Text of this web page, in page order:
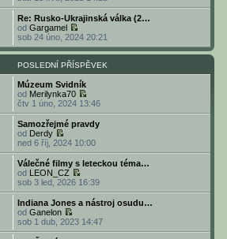
ě
v
k
n
í
p
ř
í
s
p
ě
v
e
k
o
s
l
d
n
p
ř
í
s
p
ě
v
k
z
t
p
o
s
l
e
d
n
í
p
ř
í
s
p
ě
v
e
k
o
b
r
a
z
i
t
o
s
l
e
d
n
í
p
ř
í
s
p
ě
v
e
k
Re: Rusko-Ukrajinská válka (2…
od Gargamel
Z
o
b
r
a
z
t
p
o
s
l
e
d
n
í
p
ř
í
p
ě
sob 24 úno, 2024 20:21
POSLEDNÍ PŘÍSPĚVEK
Múzeum Svidník
od Merilynka70
Z
o
b
r
a
z
t
p
o
s
l
d
n
čtv 1 úno, 2024 13:46
Samozřejmé pravdy
od Derdy
Z
o
b
r
a
z
t
p
o
s
ned 6 říj, 2024 10:00
Válečné filmy s leteckou téma…
od LEON_CZ
Z
o
b
r
a
z
sob 3 led, 2026 16:39
Indiana Jones a nástroj osudu…
od Ganelon
Z
o
sob 1 dub, 2023 14:47